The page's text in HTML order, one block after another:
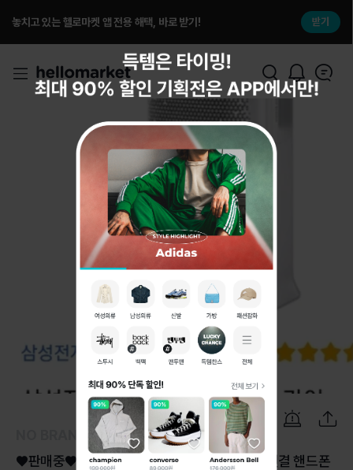
놓치고 있는 헬로마켓 앱 전용 해택, 바로 받기! 받기
1 / 6
♥판매중♥ 삼성정품 공기청정기 24평형 WIFI연결 핸드폰